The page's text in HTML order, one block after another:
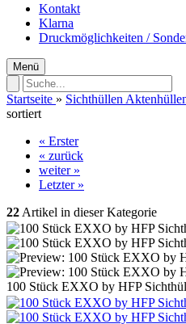
Kontakt
Klarna
Druckmöglichkeiten /
Menü
Startseite » Sichthüllen
sortiert
« Erster
« zurück
weiter »
Letzter »
22 Artikel in dieser Kategorie
100 Stück EXXO by HFP